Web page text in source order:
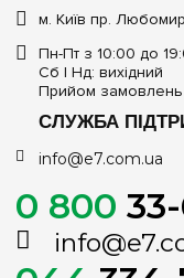
м. Київ пр.
Пн-Пт з 10:00 до
Сб | Нд: вихідний
Прийом замовлень
СЛУЖБА
info@e7.com.ua
0 800